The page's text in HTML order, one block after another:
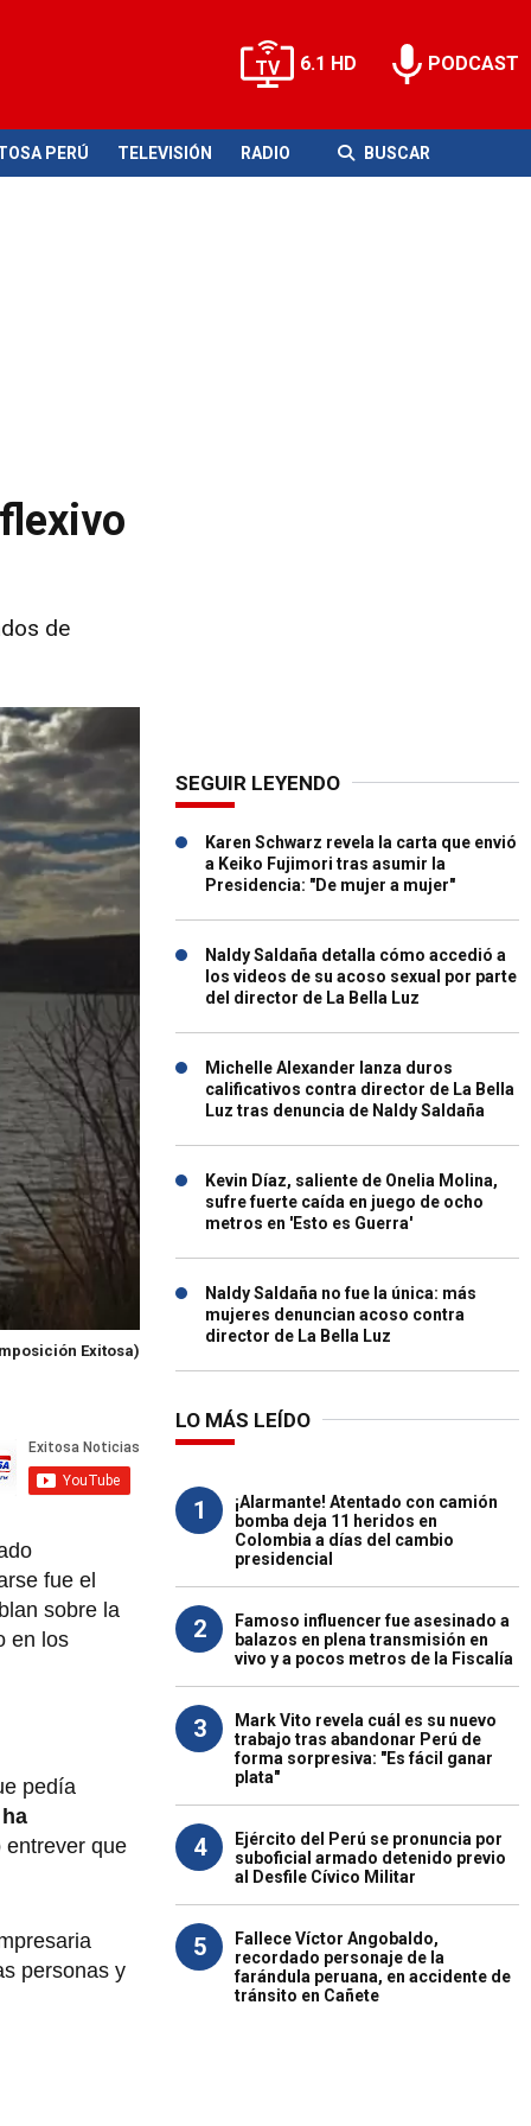
6.1 HD PODCAST
PERÚ TELEVISIÓN RADIO BUSCAR
de
Exitosa)
fue el
sobre la
en los
pedía
entrever que
personas y
SEGUIR LEYENDO
Karen Schwarz revela la carta que envió
a Keiko Fujimori tras asumir la
Presidencia: "De mujer a mujer"
Naldy Saldaña detalla cómo accedió a
los videos de su acoso sexual por parte
del director de La Bella Luz
Michelle Alexander lanza duros
calificativos contra director de La Bella
Luz tras denuncia de Naldy Saldaña
Kevin Díaz, saliente de Onelia Molina,
sufre fuerte caída en juego de ocho
metros en 'Esto es Guerra'
Naldy Saldaña no fue la única: más
mujeres denuncian acoso contra
director de La Bella Luz
LO MÁS LEÍDO
1
¡Alarmante! Atentado con camión
bomba deja 11 heridos en
Colombia a días del cambio
presidencial
2
Famoso influencer fue asesinado a
balazos en plena transmisión en
vivo y a pocos metros de la Fiscalía
3
Mark Vito revela cuál es su nuevo
trabajo tras abandonar Perú de
forma sorpresiva: "Es fácil ganar
plata"
4
Ejército del Perú se pronuncia por
suboficial armado detenido previo
al Desfile Cívico Militar
5
Fallece Víctor Angobaldo,
recordado personaje de la
farándula peruana, en accidente de
tránsito en Cañete